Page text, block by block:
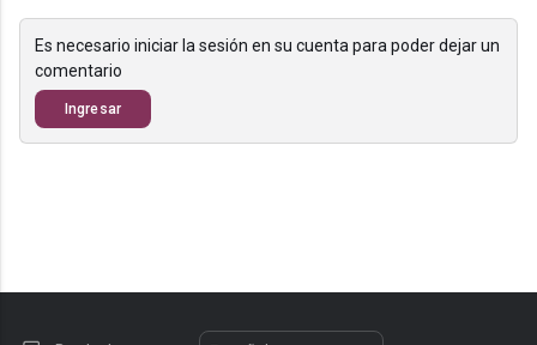
Es necesario iniciar la sesión en su cuenta para poder dejar un
comentario
Ingresar